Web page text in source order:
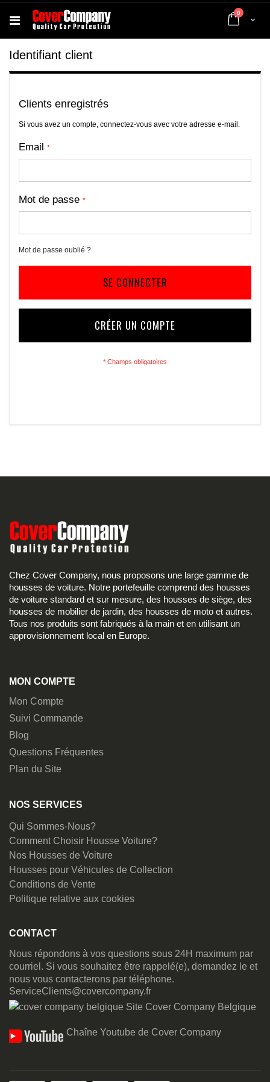
Cart
0 articles
Identifiant client
Clients enregistrés
Si vous avez un compte, connectez-vous avec votre adresse e-mail.
Email
Mot de passe
Mot de passe oublié ?
SE CONNECTER
CRÉER UN COMPTE
Chez Cover Company, nous proposons une large gamme de
housses de voiture. Notre portefeuille comprend des housses
de voiture standard et sur mesure, des housses de siège, des
housses de mobilier de jardin, des housses de moto et autres.
Tous nos produits sont fabriqués à la main et en utilisant un
approvisionnement local en Europe.
MON COMPTE
Mon Compte
Suivi Commande
Blog
Questions Fréquentes
Plan du Site
NOS SERVICES
Qui Sommes-Nous?
Comment Choisir Housse Voiture?
Nos Housses de Voiture
Housses pour Véhicules de Collection
Conditions de Vente
Politique relative aux cookies
CONTACT
Nous répondons à vos questions sous 24H maximum par
courriel. Si vous souhaitez être rappelé(e), demandez le et
nous vous contacterons par téléphone.
ServiceClients@covercompany.fr
Site Cover Company Belgique
Chaîne Youtube de Cover Company